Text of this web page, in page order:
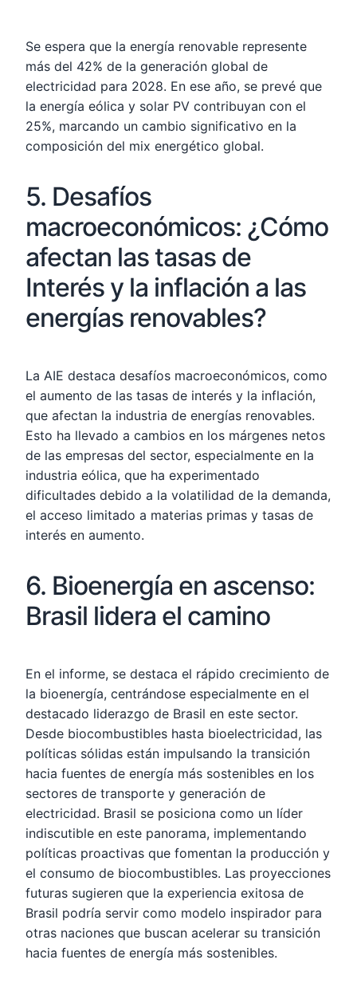
Se espera que la energía renovable represente
más del 42% de la generación global de
electricidad para 2028. En ese año, se prevé que
la energía eólica y solar PV contribuyan con el
25%, marcando un cambio significativo en la
composición del mix energético global.
5. Desafíos
macroeconómicos: ¿Cómo
afectan las tasas de
Interés y la inflación a las
energías renovables?
La AIE destaca desafíos macroeconómicos, como
el aumento de las tasas de interés y la inflación,
que afectan la industria de energías renovables.
Esto ha llevado a cambios en los márgenes netos
de las empresas del sector, especialmente en la
industria eólica, que ha experimentado
dificultades debido a la volatilidad de la demanda,
el acceso limitado a materias primas y tasas de
interés en aumento.
6. Bioenergía en ascenso:
Brasil lidera el camino
En el informe, se destaca el rápido crecimiento de
la bioenergía, centrándose especialmente en el
destacado liderazgo de Brasil en este sector.
Desde biocombustibles hasta bioelectricidad, las
políticas sólidas están impulsando la transición
hacia fuentes de energía más sostenibles en los
sectores de transporte y generación de
electricidad. Brasil se posiciona como un líder
indiscutible en este panorama, implementando
políticas proactivas que fomentan la producción y
el consumo de biocombustibles. Las proyecciones
futuras sugieren que la experiencia exitosa de
Brasil podría servir como modelo inspirador para
otras naciones que buscan acelerar su transición
hacia fuentes de energía más sostenibles.